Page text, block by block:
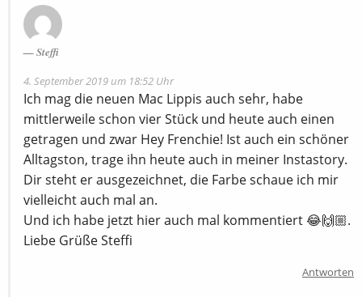
Steffi
4. September 2019 um 18:52 Uhr
Ich mag die neuen Mac Lippis auch sehr, habe
mittlerweile schon vier Stück und heute auch einen
getragen und zwar Hey Frenchie! Ist auch ein schöner
Alltagston, trage ihn heute auch in meiner Instastory.
Dir steht er ausgezeichnet, die Farbe schaue ich mir
vielleicht auch mal an.
Und ich habe jetzt hier auch mal kommentiert 😂🙌🏼.
Liebe Grüße Steffi
Antworten